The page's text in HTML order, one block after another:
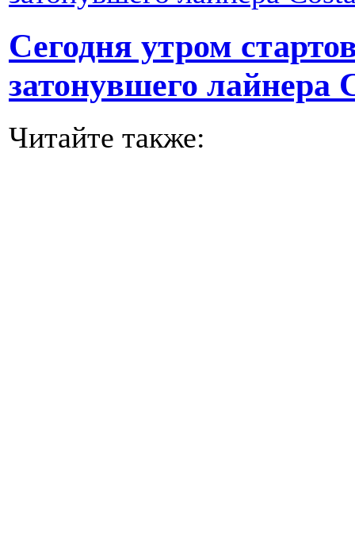
Сегодня утром
затонувшего лайнера
Читайте также: